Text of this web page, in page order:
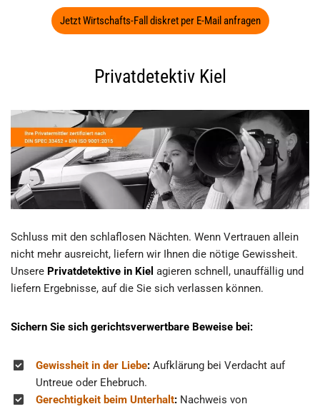
Jetzt Wirtschafts-Fall diskret per E-Mail anfragen
Privatdetektiv Kiel
Schluss mit den schlaflosen Nächten. Wenn Vertrauen allein
nicht mehr ausreicht, liefern wir Ihnen die nötige Gewissheit.
Unsere Privatdetektive in Kiel agieren schnell, unauffällig und
liefern Ergebnisse, auf die Sie sich verlassen können.
Sichern Sie sich gerichtsverwertbare Beweise bei:
Gewissheit in der Liebe: Aufklärung bei Verdacht auf
Untreue oder Ehebruch.
Gerechtigkeit beim Unterhalt: Nachweis von